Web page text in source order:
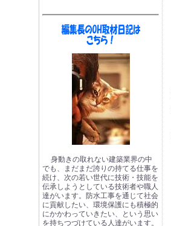
身動きの取れない建築業界の中
でも、まだまだ誇りの持てる仕事を
続け、次の若い世代に技術・技能を
伝承しようとしている技術者や職人
達がいます。防水工事を通じて社会
に貢献したい、環境保護にも積極的
にかかわっていきたい、という思い
を持ちつづけている人達がいます。